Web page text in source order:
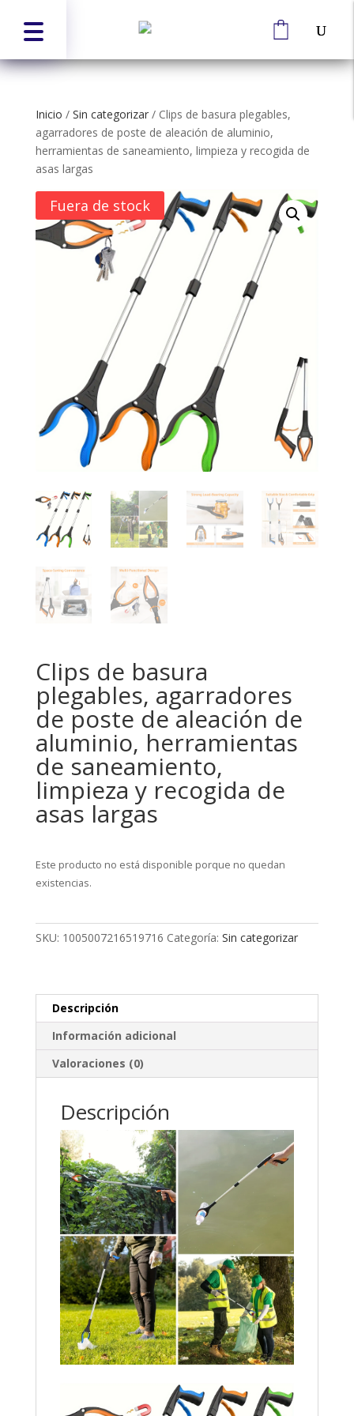
Inicio / Sin categorizar/ Clips de basura plegables,
agarradores de poste de aleación de aluminio,
herramientas de saneamiento, limpieza y recogida de
asas largas
Fuera de stock
Clips de basura
plegables, agarradores
de poste de aleación de
aluminio, herramientas
de saneamiento,
limpieza y recogida de
asas largas
Este producto no está disponible porque no quedan
existencias.
SKU: 1005007216519716 Categoría: Sin categorizar
Descripción
Información adicional
Valoraciones (0)
Descripción